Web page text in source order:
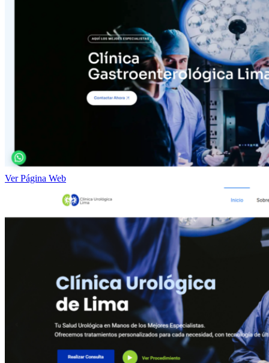
Ver Página Web